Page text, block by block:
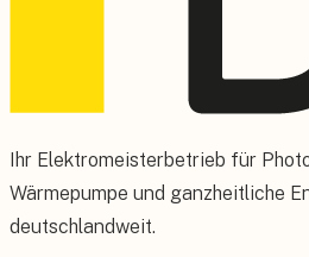
Ihr Elektromeisterbetrieb für
Wärmepumpe und ganzheitliche
deutschlandweit.